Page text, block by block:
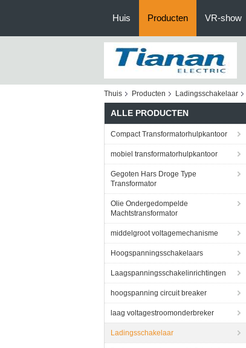
Huis Producten VR-show
Thuis Producten Ladingsschakelaar
ALLE PRODUCTEN
Compact Transformatorhulpkantoor
mobiel transformatorhulpkantoor
Gegoten Hars Droge Type
Transformator
Olie Ondergedompelde
Machtstransformator
middelgroot voltagemechanisme
Hoogspanningsschakelaars
Laagspanningsschakelinrichtingen
hoogspanning circuit breaker
laag voltagestroomonderbreker
Ladingsschakelaar